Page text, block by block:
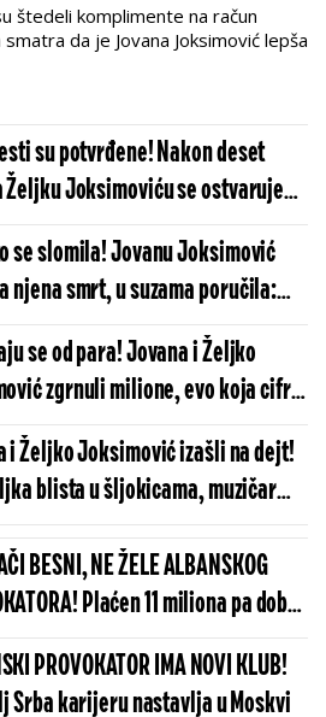
štedeli komplimente na račun
da je Jovana Joksimović lepša
su potvrđene! Nakon deset
Željku Joksimoviću se ostvaruje
želja! (VIDEO)
se slomila! Jovanu Joksimović
njena smrt, u suzama poručila:
anđele!''
se od para! Jovana i Željko
zgrnuli milione, evo koja cifra
i Željko Joksimović izašli na dejt!
blista u šljokicama, muzičar
suprugom (FOTO)
BESNI, NE ŽELE ALBANSKOG
Plaćen 11 miliona pa dobio
poruku
PROVOKATOR IMA NOVI KLUB!
Srba karijeru nastavlja u Moskvi